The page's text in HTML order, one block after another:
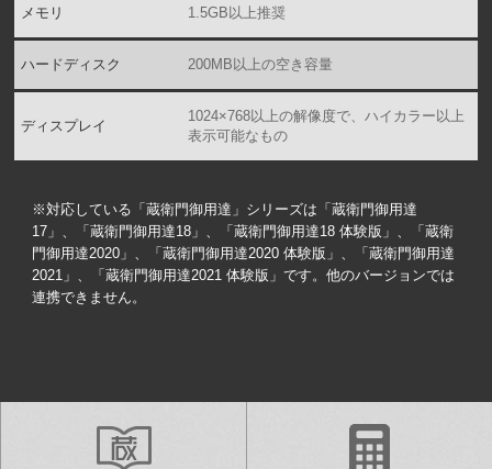
メモリ 1.5GB以上推奨
ハードディスク 200MB以上の空き容量
ディスプレイ
1024×768以上の解像度で、ハイカラー以上
表示可能なもの
※対応している「蔵衛門御用達」シリーズは「蔵衛門御用達
17」、「蔵衛門御用達18」、「蔵衛門御用達18 体験版」、「蔵衛
門御用達2020」、「蔵衛門御用達2020 体験版」、「蔵衛門御用達
2021」、「蔵衛門御用達2021 体験版」です。他のバージョンでは
連携できません。